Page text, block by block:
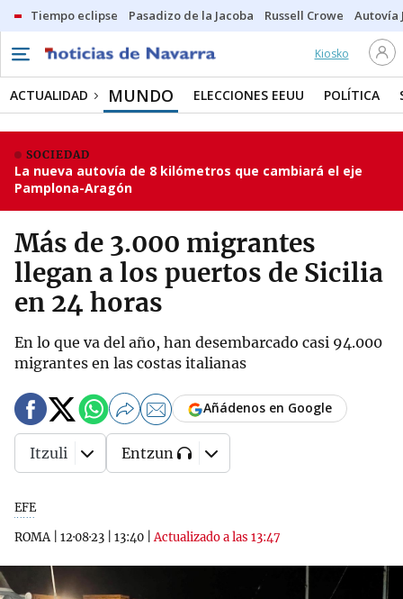
Tiempo eclipse Pasadizo de la Jacoba Russell Crowe Autovía
Kiosko
ACTUALIDAD MUNDO ELECCIONES EEUU POLÍTICA
SOCIEDAD
La nueva autovía de 8 kilómetros que cambiará el eje
Pamplona-Aragón
Más de 3.000 migrantes
llegan a los puertos de Sicilia
en 24 horas
En lo que va del año, han desembarcado casi 94.000
migrantes en las costas italianas
EFE
ROMA| 12·08·23 13:40 |Actualizado a las 13:47
Añádenos en Google
Itzuli Entzun